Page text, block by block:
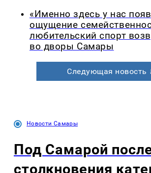
«Именно здесь у нас
ощущение
любительский спорт
во дворы Самары
Следующая новость
Новости Самары
Под Самарой
столкновения